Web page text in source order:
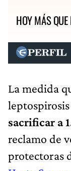
HOY MÁS
La medida
sacrificar a
reclamo de
protectoras